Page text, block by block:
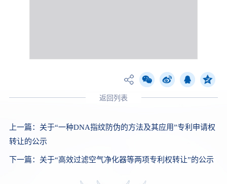
返回列表
上一篇： 关于“一种DNA指纹防伪的方法及其应用”专利申请权
转让的公示
下一篇： 关于“高效过滤空气净化器等两项专利权转让”的公示